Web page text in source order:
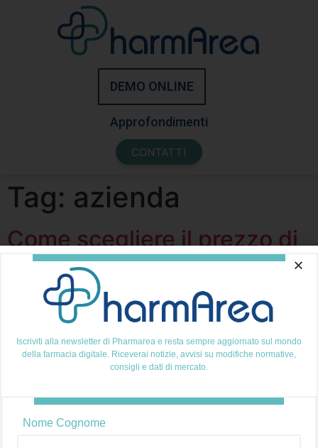
DEMO ONLINE
Approfondimenti
CONTATTI
Tag: azienda
Come scegliere il prezzo di
un prodotto
Come dare valore ad un prodotto in vendita? La
risposta non è semplice e questo perché devi tenere
Iscriviti alla newsletter di Pharmarea e resta sempre aggiornato sul mondo
della farmacia digitale. Riceverai notizie, avvisi su modifiche normative,
consigli e dati di mercato.
Nome Cognome